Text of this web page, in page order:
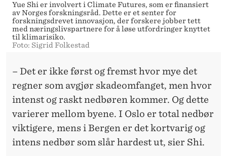
Yue Shi er involvert i Climate Futures, som er finansiert
av Norges forskningsråd. Dette er et senter for
forskningsdrevet innovasjon, der forskere jobber tett
med næringslivspartnere for å løse utfordringer knyttet
til klimarisiko.
Foto: Sigrid Folkestad
– Det er ikke først og fremst hvor mye det
regner som avgjør skadeomfanget, men hvor
intenst og raskt nedbøren kommer. Og dette
varierer mellom byene. I Oslo er total nedbør
viktigere, mens i Bergen er det kortvarig og
intens nedbør som slår hardest ut, sier Shi.